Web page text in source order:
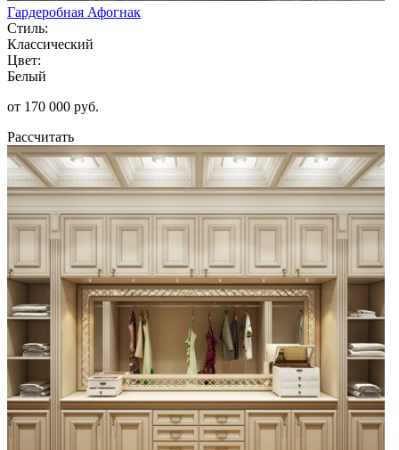
Гардеробная Афогнак
Стиль:
Классический
Цвет:
Белый
от 170 000 руб.
Рассчитать